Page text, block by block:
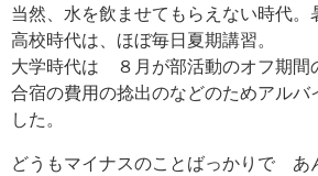
当然、水を飲ませてもらえない時代。
高校時代は、ほぼ毎日夏期講習。
大学時代は ８月が部活動のオフ期間
合宿の費用の捻出のなどのためアルバ
した。
どうもマイナスのことばっかりで あ